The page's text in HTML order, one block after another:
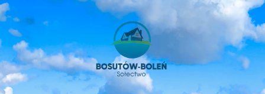
Przejdź
do
treści
Przejdź
do
lewego
paska
bocznego
Przejdź
do
prawego
paska
bocznego
Przejdź
do
stopki